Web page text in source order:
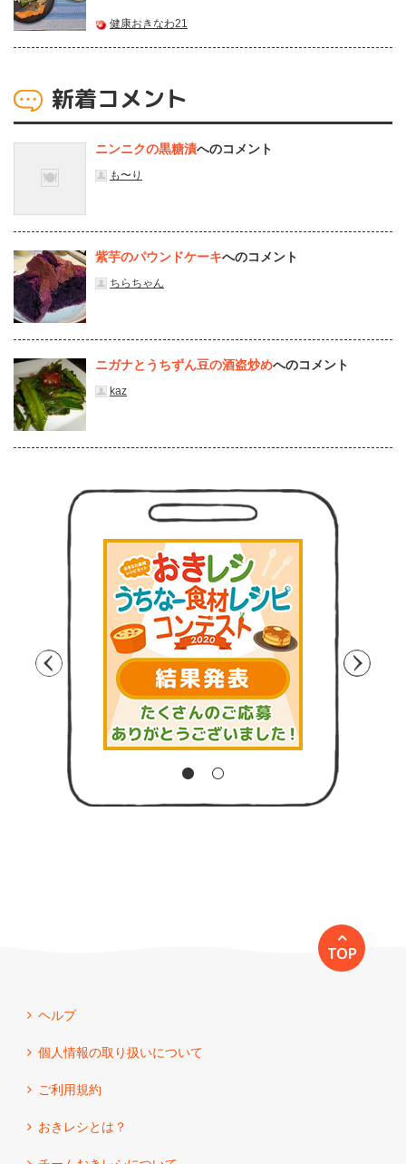
健康おきなわ21
新着コメント
ニンニクの黒糖漬へのコメント
も〜り
紫芋のパウンドケーキへのコメント
ちらちゃん
ニガナとうちずん豆の酒盗炒めへのコメント
kaz
TOP
ヘルプ
個人情報の取り扱いについて
ご利用規約
おきレシとは？